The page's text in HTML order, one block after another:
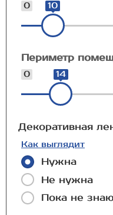
0 10
Периметр
0 14
Декоративная
Как выглядит
Нужна
Не нужна
Пока не